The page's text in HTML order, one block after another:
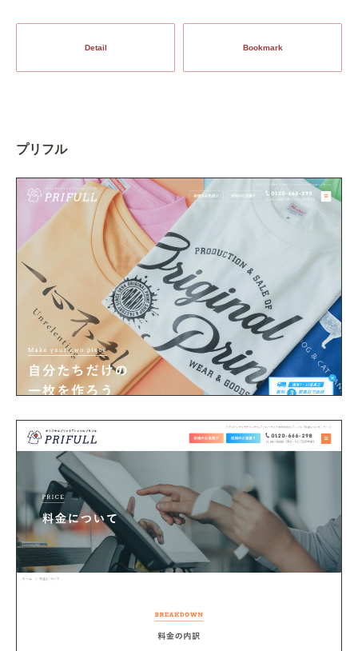
Detail Bookmark
プリフル